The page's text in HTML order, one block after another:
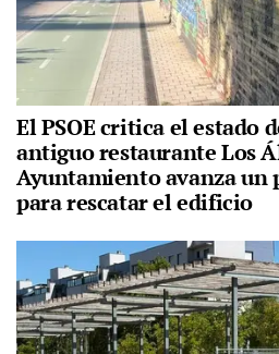
El PSOE critica el estado
antiguo restaurante Los
Ayuntamiento avanza un
para rescatar el edificio